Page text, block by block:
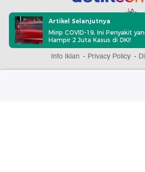
part of
Redaksi Pedoman Media Siber
Info Iklan
Privacy Policy
Artikel Selanjutnya
Mirip COVID-19, Ini Penyakit
Hampir 2 Juta Kasus di DKI!